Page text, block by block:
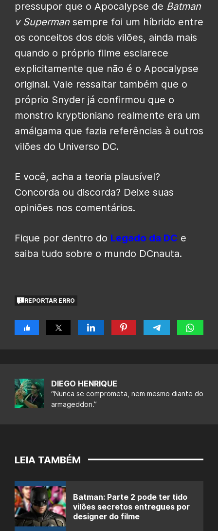
pressupor que o Apocalypse de Batman
v Superman sempre foi um híbrido entre
os conceitos dos dois vilões, ainda mais
quando o próprio filme esclarece
explicitamente que não é o Apocalypse
original. Vale ressaltar também que o
próprio Snyder já confirmou que o
monstro kryptioniano realmente era um
amálgama que fazia referências à outros
vilões do Universo DC.
E você, acha a teoria plausível?
Concorda ou discorda? Deixe suas
opiniões nos comentários.
Fique por dentro do Legado da DC e
saiba tudo sobre o mundo DCnauta.
REPORTAR ERRO
DIEGO HENRIQUE
“Nunca se comprometa, nem mesmo diante do
armageddon.”
LEIA TAMBÉM
Batman: Parte 2 pode ter tido
vilões secretos entregues por
designer do filme